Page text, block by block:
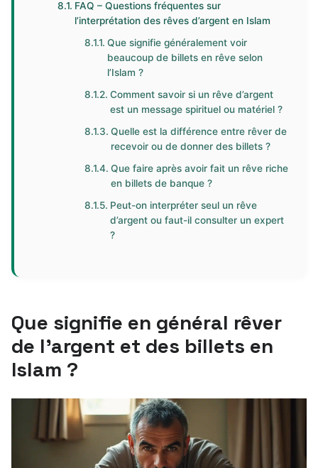
FAQ – Questions fréquentes sur
l’interprétation des rêves d’argent en Islam
Que signifie généralement voir
beaucoup de billets en rêve selon
l’Islam ?
Comment savoir si un rêve d’argent
est un message spirituel ou matériel ?
Quelle est la différence entre rêver de
recevoir ou de donner des billets ?
Que faire après avoir fait un rêve riche
en billets de banque ?
Peut-on interpréter seul un rêve
d’argent ou faut-il consulter un expert
?
Que signifie en général rêver
de l’argent et des billets en
Islam ?